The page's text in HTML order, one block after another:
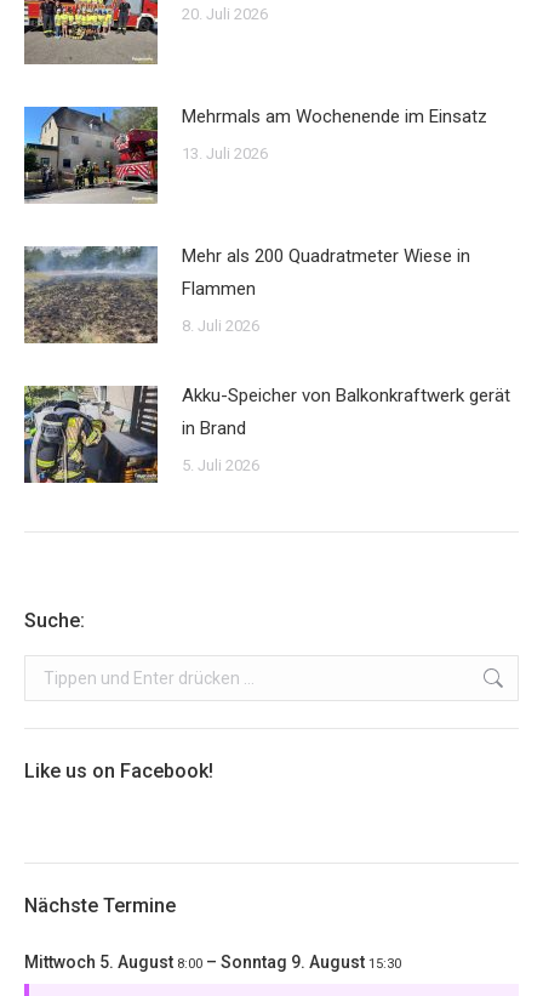
20. Juli 2026
Mehrmals am Wochenende im Einsatz
13. Juli 2026
Mehr als 200 Quadratmeter Wiese in
Flammen
8. Juli 2026
Akku-Speicher von Balkonkraftwerk gerät
in Brand
5. Juli 2026
Suche:
Search:
Like us on Facebook!
Nächste Termine
Mittwoch 5. August 8:00 – Sonntag 9. August 15:30